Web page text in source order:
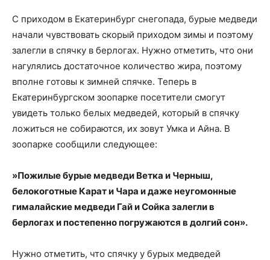
С приходом в Екатеринбург снегопада, бурые медведи
начали чувствовать скорый приходом зимы и поэтому
залегли в спячку в берлогах. Нужно отметить, что они
нагулялись достаточное количество жира, поэтому
вполне готовы к зимней спячке. Теперь в
Екатеринбургском зоопарке посетители смогут
увидеть только белых медведей, который в спячку
ложиться не собираются, их зовут Умка и Айна. В
зоопарке сообщили следующее:
»Пожилые бурые медведи Ветка и Черныш,
белокоготные Карат и Чара и даже неугомонные
гималайские медведи Гай и Сойка залегли в
берлогах и постепенно погружаются в долгий сон».
Нужно отметить, что спячку у бурых медведей